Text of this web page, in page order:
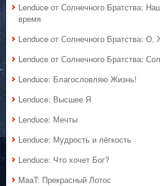
Lenduce от Солнечного Братства:
время
Lenduce от Солнечного Братства: О,
Lenduce от Солнечного Братства:
Lenduce: Благословляю Жизнь!
Lenduce: Высшее Я
Lenduce: Мечты
Lenduce: Мудрость и лёгкость
Lenduce: Что хочет Бог?
MaaT: Прекрасный Лотос